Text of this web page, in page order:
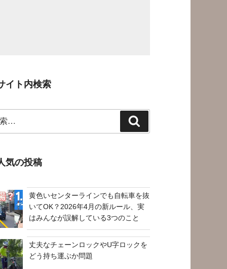
イト内検索
索
気の投稿
黄色いセンターラインでも自転車を抜
いてOK？2026年4月の新ルール、実
はみんなが誤解している3つのこと
丈夫なチェーンロックやU字ロックを
どう持ち運ぶか問題